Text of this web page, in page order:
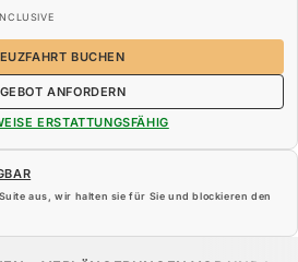
BUCHEN
ANFORDERN
ERSTATTUNGSFÄHIG
Suite aus, wir halten sie für Sie und blockieren den